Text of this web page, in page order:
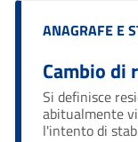
Categoria:
ANAGRAFE E
Cambio di
Si definisce
abitualmente
l'intento di